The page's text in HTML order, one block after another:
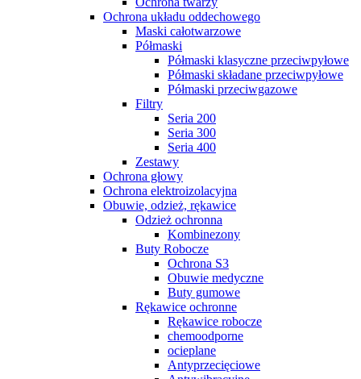
Ochrona układu oddechowego
Maski całotwarzowe
Półmaski
Półmaski klasyczne przeciwpyłowe
Półmaski składane przeciwpyłowe
Półmaski przeciwgazowe
Filtry
Seria 200
Seria 300
Seria 400
Zestawy
Ochrona głowy
Ochrona elektroizolacyjna
Obuwie, odzież, rękawice
Odzież ochronna
Kombinezony
Buty Robocze
Ochrona S3
Obuwie medyczne
Buty gumowe
Rękawice ochronne
Rękawice robocze
chemoodporne
ocieplane
Antyprzecięciowe